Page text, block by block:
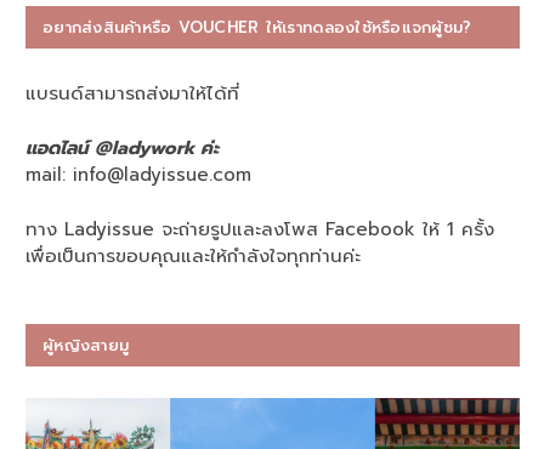
อยากส่งสินค้าหรือ VOUCHER ให้เราทดลองใช้หรือแจกผู้ชม?
แบรนด์สามารถส่งมาให้ได้ที่
แอดไลน์ @ladywork ค่ะ
mail: info@ladyissue.com
ทาง Ladyissue จะถ่ายรูปและลงโพส Facebook ให้ 1 ครั้ง
เพื่อเป็นการขอบคุณและให้กำลังใจทุกท่านค่ะ
ผู้หญิงสายมู